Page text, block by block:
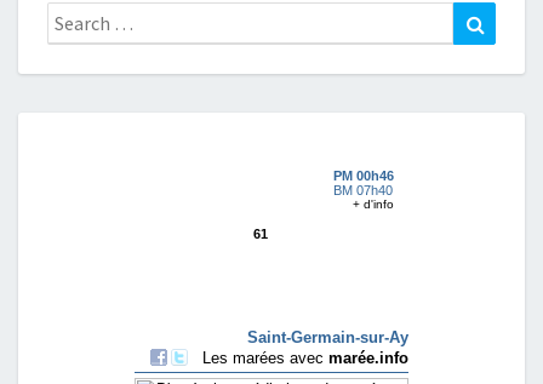
Search
for: